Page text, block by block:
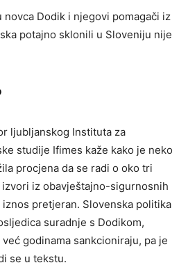
novca Dodik i njegovi pomagači iz
potajno sklonili u Sloveniju nije
ljubljanskog Instituta za
studije Ifimes kaže kako je neko
procjena da se radi o oko tri
iz obavještajno-sigurnosnih
pretjeran. Slovenska politika
suradnje s Dodikom,
godinama sankcioniraju, pa je
se u tekstu.